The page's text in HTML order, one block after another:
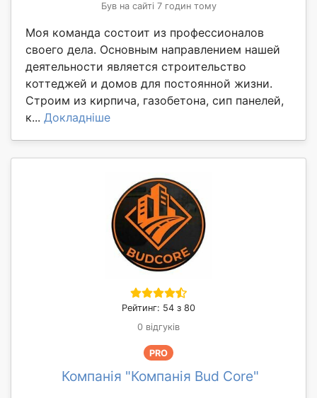
Був на сайті 7 годин тому
Моя команда состоит из профессионалов
своего дела. Основным направлением нашей
деятельности является строительство
коттеджей и домов для постоянной жизни.
Строим из кирпича, газобетона, сип панелей,
к... Докладніше
Рейтинг: 54 з 80
0 відгуків
PRO
Компанія "Компанія Bud Core"